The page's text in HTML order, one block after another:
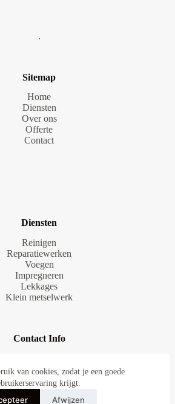
van cookies, zodat je een goede
krijgt.
Afwijzen
.
Sitemap
Home
Diensten
Over ons
Offerte
Contact
Diensten
Reinigen
Reparatiewerken
Voegen
Impregneren
Lekkages
Klein metselwerk
Contact Info
Telefoonnumer